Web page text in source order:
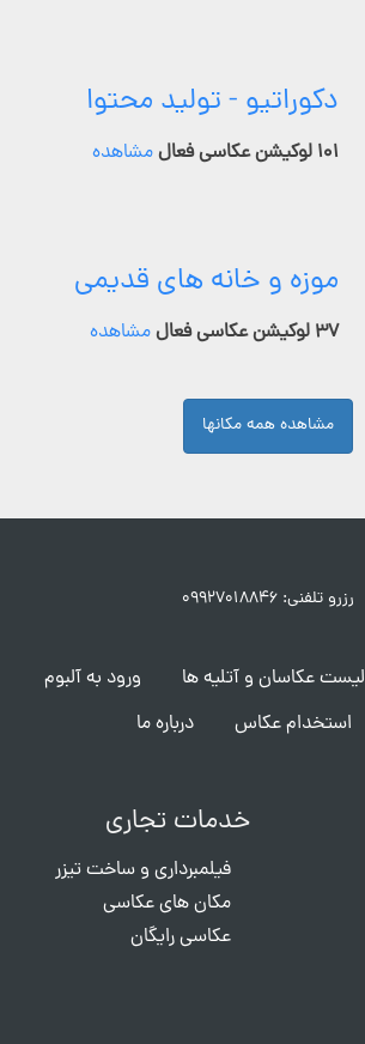
دکوراتیو - تولید محتوا
۱۰۱ لوکیشن عکاسی فعال مشاهده
موزه و خانه های قدیمی
۳۷ لوکیشن عکاسی فعال مشاهده
مشاهده همه مکانها
رزرو تلفنی: ۰۹۹۲۷۰۱۸۸۴۶
لیست عکاسان و آتلیه ها
ورود به آلبوم
استخدام عکاس
درباره ما
خدمات تجاری
فیلمبرداری و ساخت تیزر
مکان های عکاسی
عکاسی رایگان